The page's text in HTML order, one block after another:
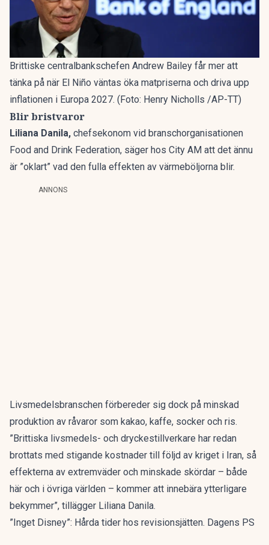
Brittiske centralbankschefen Andrew Bailey får mer att
tänka på när El Niño väntas öka matpriserna och driva upp
inflationen i Europa 2027. (Foto: Henry Nicholls /AP-TT)
Blir bristvaror
Liliana Danila, chefsekonom vid branschorganisationen
Food and Drink Federation, säger hos City AM att det ännu
är ”oklart” vad den fulla effekten av värmeböljorna blir.
ANNONS
Livsmedelsbranschen förbereder sig dock på minskad
produktion av råvaror som kakao, kaffe, socker och ris.
”Brittiska livsmedels- och dryckestillverkare har redan
brottats med stigande kostnader till följd av kriget i Iran, så
effekterna av extremväder och minskade skördar – både
här och i övriga världen – kommer att innebära ytterligare
bekymmer”, tillägger Liliana Danila.
”Inget Disney”: Hårda tider hos revisionsjätten. Dagens PS